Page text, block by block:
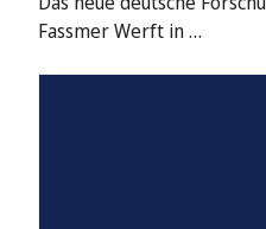
Fassmer Werft in …